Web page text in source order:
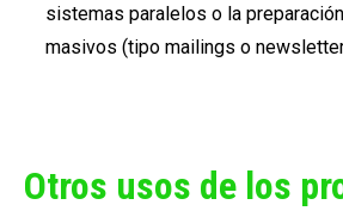
sistemas paralelos o la
masivos (tipo mailings o
Otros usos de los